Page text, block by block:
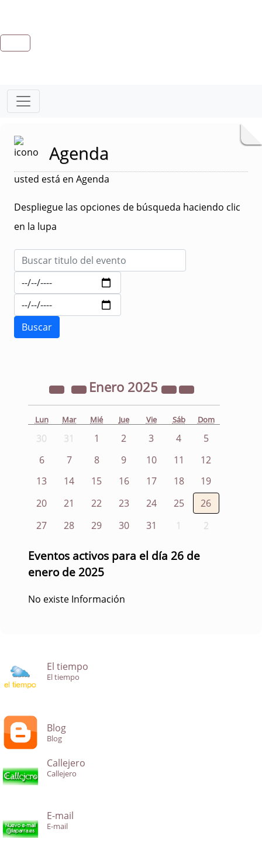
Agenda
usted está en Agenda
Despliegue las opciones de búsqueda haciendo clic
en la lupa
Enero 2025
Lun Mar Mié Jue Vie Sáb Dom
30 31 1 2 3 4
5
6
7 8 9 10 11
12
13
14 15 16 17 18
19
20
21 22 23 24 25
26
27
28 29 30 31 1 2
Eventos activos para el día 26 de
enero de 2025
No existe Información
El tiempo
El tiempo
Blog
Blog
Callejero
Callejero
E-mail
E-mail